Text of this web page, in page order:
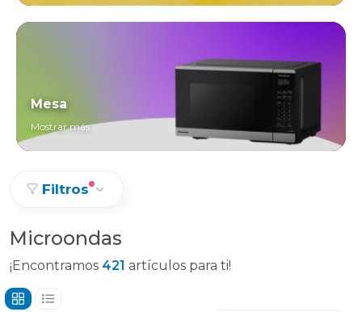
Mesa
Mostrar más
Filtros
Microondas
¡Encontramos 421 artículos para ti!